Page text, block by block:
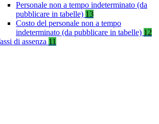
Personale non a tempo indeterminato (da
pubblicare in tabelle) 13
Costo del personale non a tempo
indeterminato (da pubblicare in tabelle) 12
di assenza 11